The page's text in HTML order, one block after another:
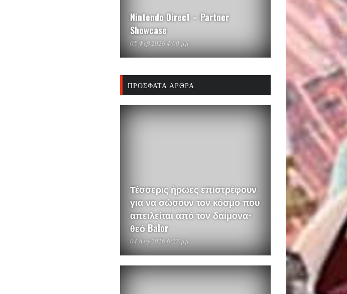
Nintendo Direct – Partner
Showcase
05 Φεβ 2026 4:00 μμ
ΠΡΌΣΦΑΤΑ ΆΡΘΡΑ
Τέσσερις ήρωες επιστρέφουν
για να σώσουν τον κόσμο που
απειλείται από τον δαίμονα-
θεό Balor
04 Αυγ 2026 6:27 μμ